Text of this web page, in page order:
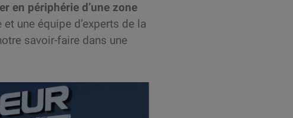
en périphérie d’une zone
une équipe d’experts de la
savoir-faire dans une